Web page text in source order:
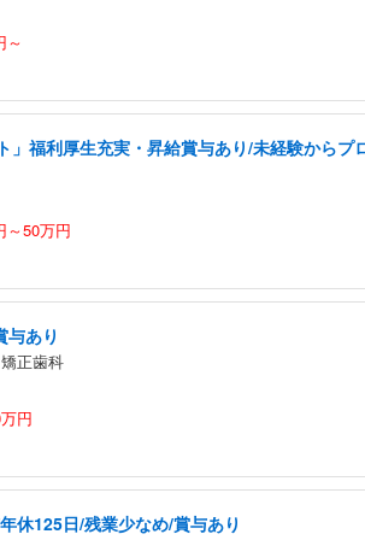
～
」福利厚生充実・昇給賞与あり/未経験から
～50万円
与あり
正歯科
円
休125日/残業少なめ/賞与あり